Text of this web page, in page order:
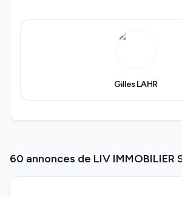
GillesLAHR
60 annonces de LIV IMMOBILIER